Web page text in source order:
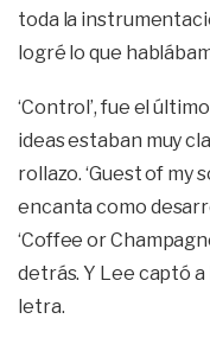
toda la
logré lo que
‘Control’, fue el
ideas estaban muy
rollazo. ‘Guest of my
encanta como
‘Coffee or
detrás. Y Lee captó
letra.